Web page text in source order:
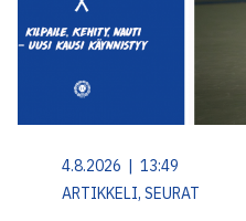
4.8.2026 | 13:49
ARTIKKELI, SEURAT